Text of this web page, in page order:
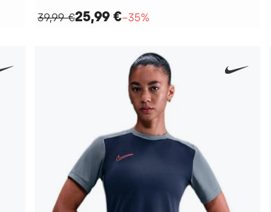
39,99 €25,99 €−35%